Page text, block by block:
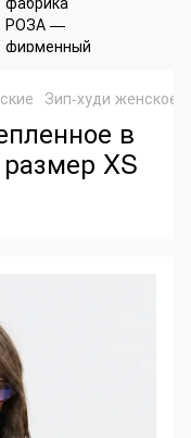
Зип-худи женское
в
XS